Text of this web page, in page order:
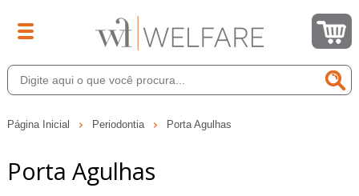
Página Inicial Periodontia Porta Agulhas
Porta Agulhas